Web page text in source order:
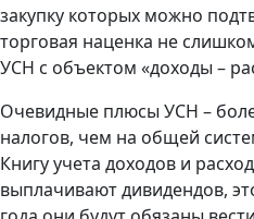
закупку которых можно
торговая наценка не
УСН с объектом «доходы –
Очевидные плюсы УСН –
налогов, чем на общей
Книгу учета доходов и
выплачивают дивидендов,